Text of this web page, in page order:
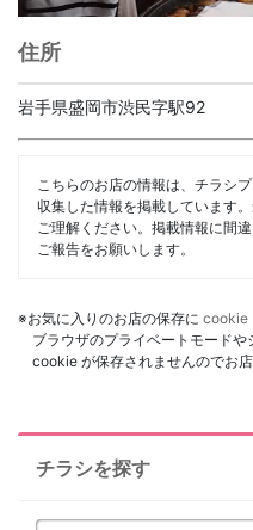
住所
岩手県盛岡市渋民字駅92
こちらのお店の情報は、チラシ
収集した情報を掲載しています
ご理解ください。掲載情報に間
ご報告をお願いします。
※お気に入りのお店の保存に cookie
ブラウザのプライベートモード
cookie が保存されませんのでお
チラシを探す